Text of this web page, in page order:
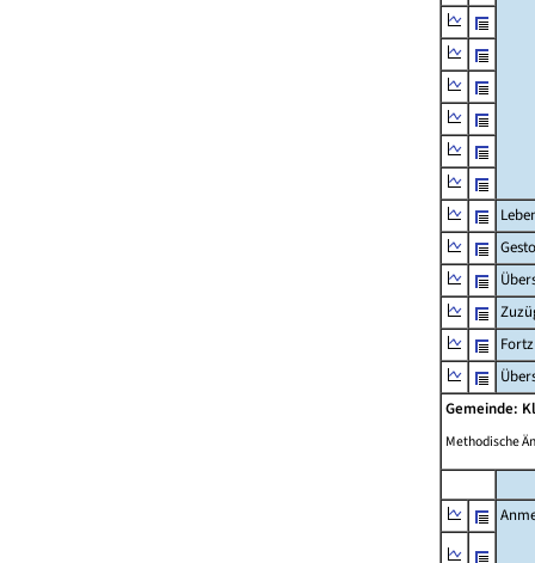
Gemeinde:
Methodische